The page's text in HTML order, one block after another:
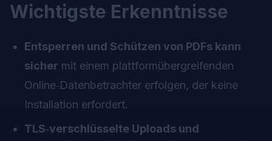
Wichtigste Erkenntnisse
Entsperren und Schützen von PDFs kann
sicher mit einem plattformübergreifenden
Online‑Datenbetrachter erfolgen, der keine
Installation erfordert.
TLS‑verschlüsselte Uploads und